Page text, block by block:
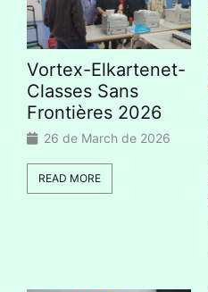
Vortex-Elkartenet-
Classes Sans
Frontières 2026
26 de March de 2026
READ MORE